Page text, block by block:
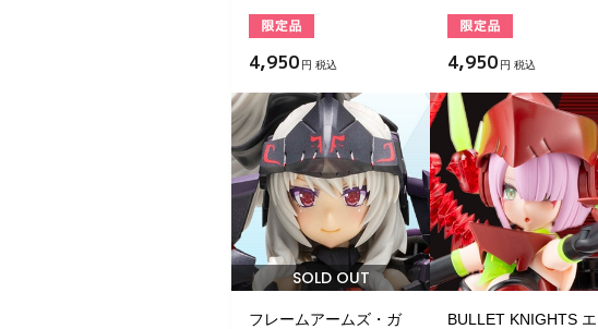
4,950 円 税込 4,950 円 税込
SOLD OUT
フレームアームズ・ガ
BULLET KNIGHTS エ